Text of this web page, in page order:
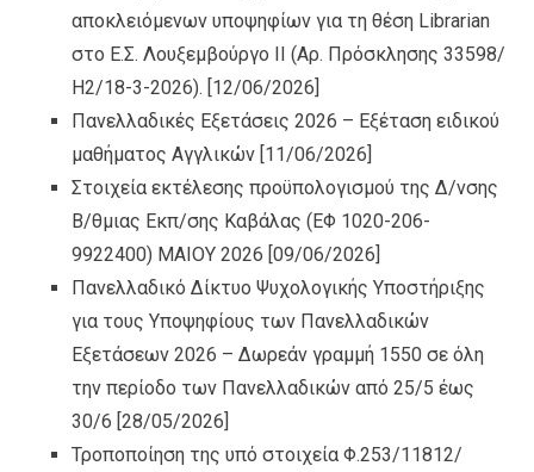
αποκλειόμενων υποψηφίων για τη θέση Librarian
στο Ε.Σ. Λουξεμβούργο ΙI (Αρ. Πρόσκλησης 33598/
Η2/18-3-2026). [12/06/2026]
Πανελλαδικές Εξετάσεις 2026 – Εξέταση ειδικού
μαθήματος Αγγλικών [11/06/2026]
Στοιχεία εκτέλεσης προϋπολογισμού της Δ/νσης
Β/θμιας Εκπ/σης Καβάλας (ΕΦ 1020-206-
9922400) ΜΑΙΟΥ 2026 [09/06/2026]
Πανελλαδικό Δίκτυο Ψυχολογικής Υποστήριξης
για τους Υποψηφίους των Πανελλαδικών
Εξετάσεων 2026 – Δωρεάν γραμμή 1550 σε όλη
την περίοδο των Πανελλαδικών από 25/5 έως
30/6 [28/05/2026]
Τροποποίηση της υπό στοιχεία Φ.253/11812/